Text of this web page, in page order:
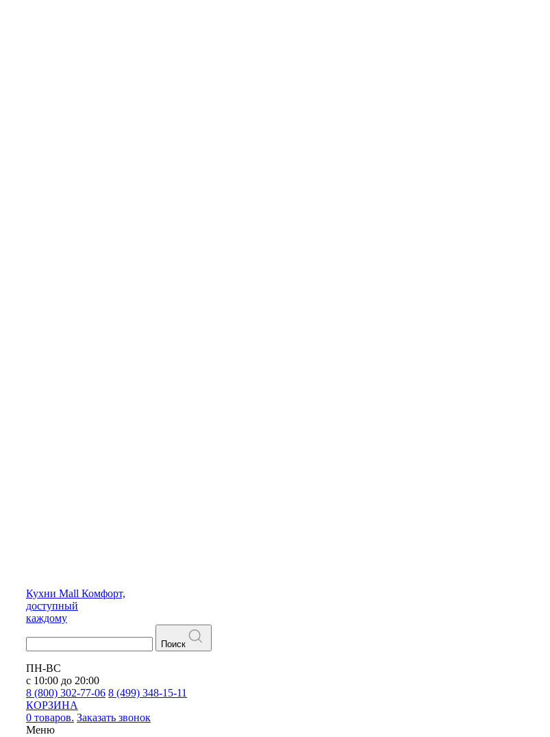
Кухни Mall Комфорт,
доступный
каждому
Поиск
ПН-ВС
с 10:00 до 20:00
8 (800) 302-77-06 8 (499) 348-15-11
КОРЗИНА
0 товаров. Заказать звонок
Меню